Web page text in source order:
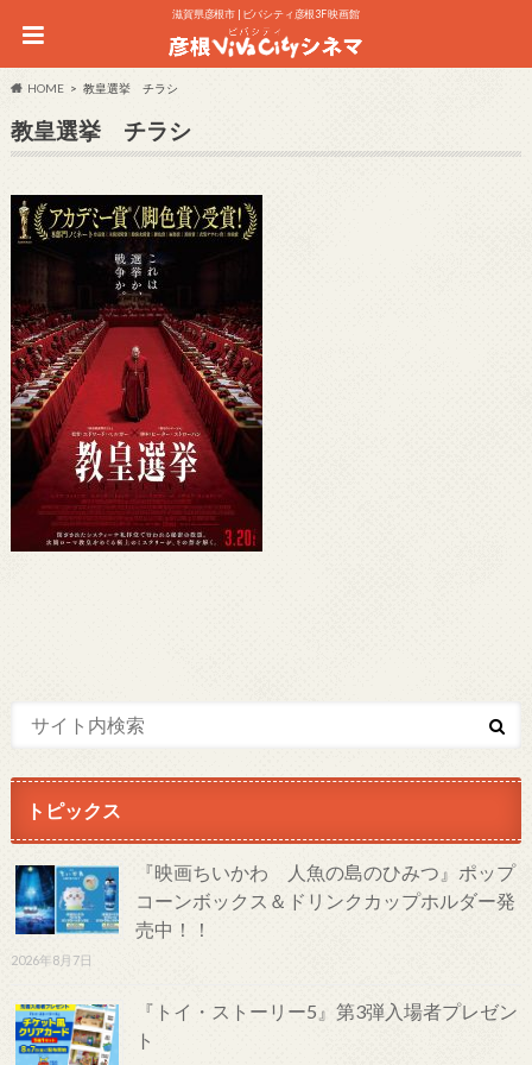
滋賀県彦根市 | ビバシティ彦根3F 映画館
HOME 教皇選挙 チラシ
教皇選挙 チラシ
トピックス
『映画ちいかわ 人魚の島のひみつ』ポップ
コーンボックス＆ドリンクカップホルダー発
売中！！
2026年8月7日
『トイ・ストーリー5』第3弾入場者プレゼン
ト